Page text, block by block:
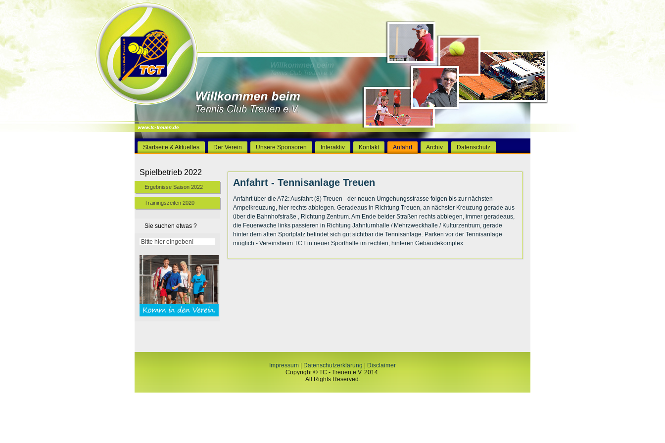
Startseite & Aktuelles Der Verein Unsere Sponsoren Interaktiv Kontakt Anfahrt Archiv Datenschutz
Spielbetrieb 2022
Ergebnisse Saison 2022
Trainingszeiten 2020
Sie suchen etwas ?
Anfahrt - Tennisanlage Treuen
Anfahrt über die A72: Ausfahrt (8) Treuen - der neuen Umgehungsstrasse folgen bis zur nächsten
Ampelkreuzung, hier rechts abbiegen. Geradeaus in Richtung Treuen, an nächster Kreuzung gerade aus
über die Bahnhofstraße , Richtung Zentrum. Am Ende beider Straßen rechts abbiegen, immer geradeaus,
die Feuerwache links passieren in Richtung Jahnturnhalle / Mehrzweckhalle / Kulturzentrum, gerade
hinter dem alten Sportplatz befindet sich gut sichtbar die Tennisanlage. Parken vor der Tennisanlage
möglich - Vereinsheim TCT in neuer Sporthalle im rechten, hinteren Gebäudekomplex.
Impressum Datenschutzerklärung
Disclaimer
Copyright © TC - Treuen e.V. 2014.
All Rights Reserved.